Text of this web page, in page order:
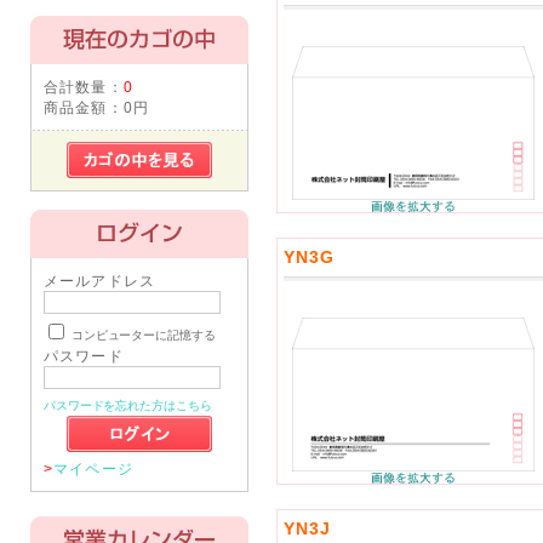
合計数量： 0
商品金額： 0円
メールアドレス
コンピューターに記憶する
パスワード
パスワードを忘れた方はこちら
>マイページ
YN3G
YN3J